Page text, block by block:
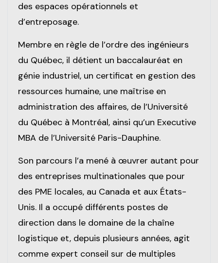
des espaces opérationnels et
d’entreposage.
Membre en règle de l’ordre des ingénieurs
du Québec, il détient un baccalauréat en
génie industriel, un certificat en gestion des
ressources humaine, une maîtrise en
administration des affaires, de l’Université
du Québec à Montréal, ainsi qu’un Executive
MBA de l’Université Paris-Dauphine.
Son parcours l’a mené à œuvrer autant pour
des entreprises multinationales que pour
des PME locales, au Canada et aux États-
Unis. Il a occupé différents postes de
direction dans le domaine de la chaîne
logistique et, depuis plusieurs années, agit
comme expert conseil sur de multiples